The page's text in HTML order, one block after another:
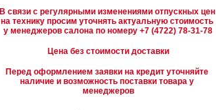
В связи с регулярными изменениями отпускных цен
на технику просим уточнять актуальную стоимость
Цена без стоимости доставки
Перед оформлением заявки на кредит уточняйте
наличие и возможность поставки товара у
менеджеров